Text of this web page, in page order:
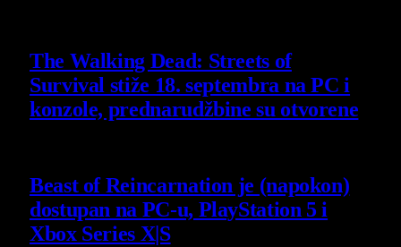
The Walking Dead: Streets of
Survival stiže 18. septembra na PC i
konzole, prednarudžbine su otvorene
Beast of Reincarnation je (napokon)
dostupan na PC-u, PlayStation 5 i
Xbox Series X|S